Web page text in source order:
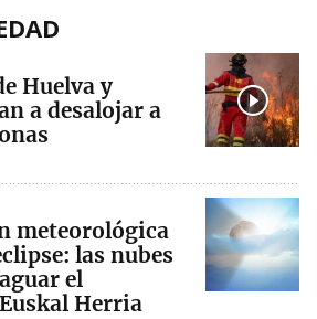
Huelva y
a desalojar a
meteorológica
las nubes
el
Herria